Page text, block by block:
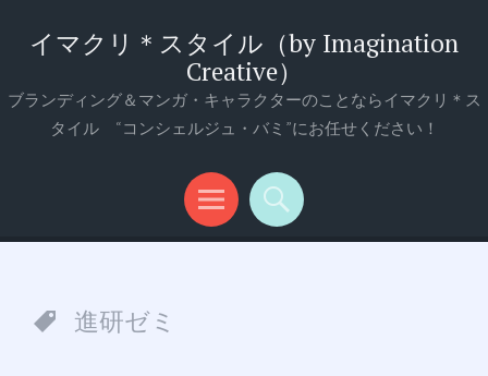
イマクリ＊スタイル（by Imagination
Creative）
ブランディング＆マンガ・キャラクターのことならイマクリ＊ス
タイル “コンシェルジュ・バミ”にお任せください！
メ
検
進研ゼミ